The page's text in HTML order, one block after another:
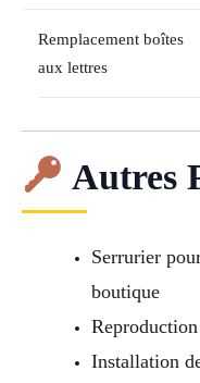
Remplacement boîtes
aux lettres
Autres
Serrurier
boutique
Installation